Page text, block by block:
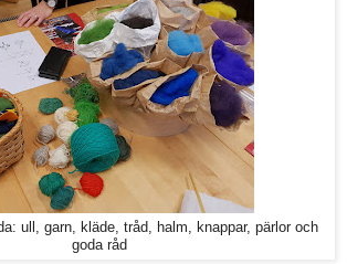
ull, garn, kläde, tråd, halm, knappar, pärlor och
goda råd